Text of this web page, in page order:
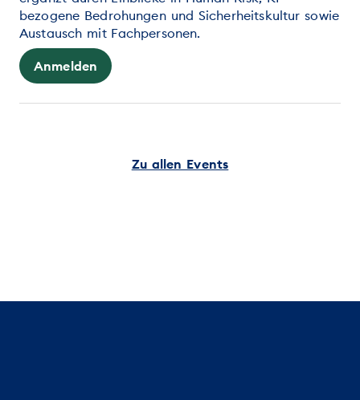
bezogene Bedrohungen und Sicherheitskultur sowie
Austausch mit Fachpersonen.
Anmelden
Zu allen Events